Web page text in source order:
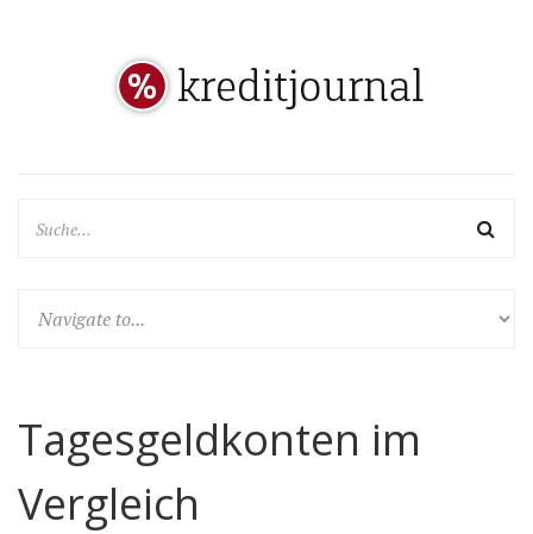
Tagesgeldkonten im
Vergleich